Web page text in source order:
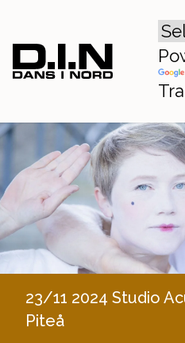
23/11 2024 Studio
Piteå